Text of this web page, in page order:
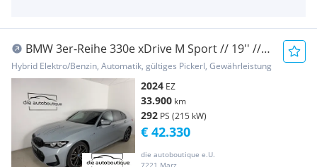
BMW 3er-Reihe 330e xDrive M Sport // 19'' //
Harman Kardon //...
Hybrid Elektro/Benzin, Automatik, gültiges Pickerl, Gewährleistung
2024 EZ
33.900 km
292 PS (215 kW)
die autoboutique e.U.
7221 Marz
€ 42.330